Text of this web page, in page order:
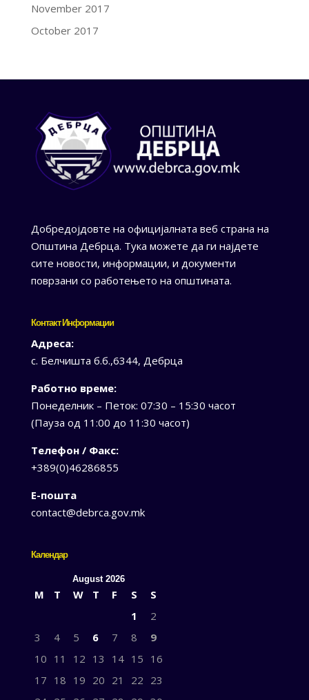
November 2017
October 2017
Добредојдовте на официјалната веб страна на
Општина Дебрца. Тука можете да ги најдете
сите новости, информации, и документи
поврзани со работењето на општината.
Контакт Информации
Адреса:
с. Белчишта б.б.,6344, Дебрца
Работно време:
Понеделник – Петок: 07:30 – 15:30 часот
(Пауза од 11:00 до 11:30 часот)
Телефон / Факс:
+389(0)46286855
Е-пошта
contact@debrca.gov.mk
Календар
August 2026
M T W T F S
S
1
2
3
4 5 6 7 8
9
10 11 12 13 14 15 16
17 18 19 20 21 22 23